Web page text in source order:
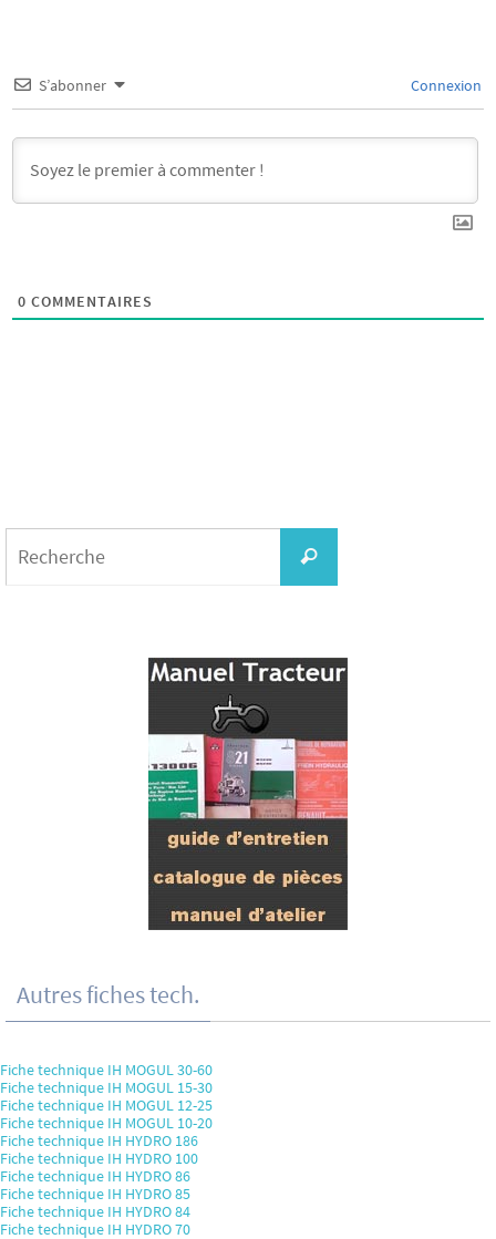
S’abonner Connexion
0 COMMENTAIRES
Recherche
Autres fiches tech.
Fiche technique IH MOGUL 30-60
Fiche technique IH MOGUL 15-30
Fiche technique IH MOGUL 12-25
Fiche technique IH MOGUL 10-20
Fiche technique IH HYDRO 186
Fiche technique IH HYDRO 100
Fiche technique IH HYDRO 86
Fiche technique IH HYDRO 85
Fiche technique IH HYDRO 84
Fiche technique IH HYDRO 70